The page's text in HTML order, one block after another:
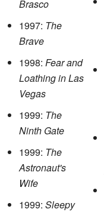
Brasco
1997: The
Brave
1998: Fear and
Loathing in Las
Vegas
1999: The
Ninth Gate
1999: The
Astronaut's
Wife
1999: Sleepy